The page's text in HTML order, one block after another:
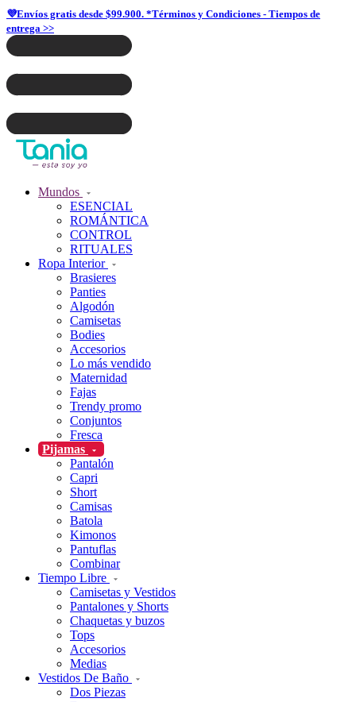
💜Envíos gratis desde $99.900. *Términos y Condiciones - Tiempos de
entrega >>
Mundos
ESENCIAL
ROMÁNTICA
CONTROL
RITUALES
Ropa Interior
Brasieres
Panties
Algodón
Camisetas
Bodies
Accesorios
Lo más vendido
Maternidad
Fajas
Trendy promo
Conjuntos
Fresca
Pijamas
Pantalón
Capri
Short
Camisas
Batola
Kimonos
Pantuflas
Combinar
Tiempo Libre
Camisetas y Vestidos
Pantalones y Shorts
Chaquetas y buzos
Tops
Accesorios
Medias
Vestidos De Baño
Dos Piezas